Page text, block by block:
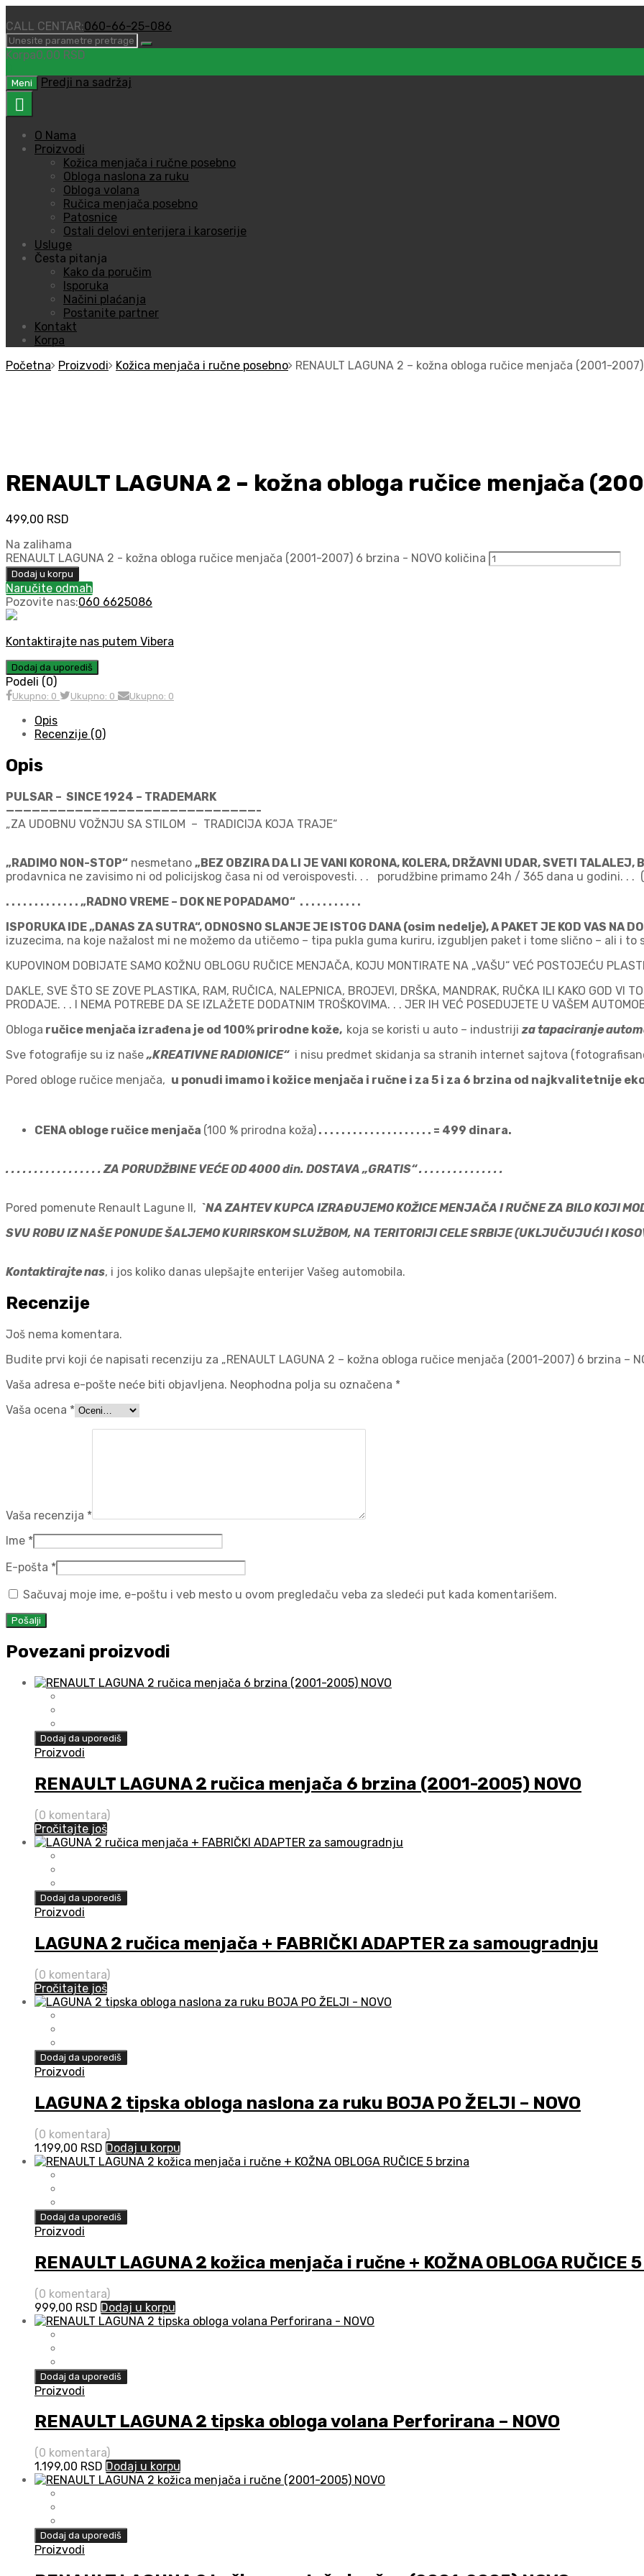
CALL CENTAR:060-66-25-086
Korpa0,00 RSD
Meni Predji na sadržaj
O Nama
Proizvodi
Kožica menjača i ručne posebno
Obloga naslona za ruku
Obloga volana
Ručica menjača posebno
Patosnice
Ostali delovi enterijera i karoserije
Usluge
Česta pitanja
Kako da poručim
Isporuka
Načini plaćanja
Postanite partner
Kontakt
Korpa
Početna
Proizvodi Kožica menjača i ručne posebno RENAULT LAGUNA 2 – kožna obloga ručice menjača (2001-
RENAULT LAGUNA 2 – kožna obloga ručice menjača
499,00 RSD
Na zalihama
RENAULT LAGUNA 2 - kožna obloga ručice menjača (2001-2007) 6 brzina - NOVO količina
Dodaj u korpu
Naručite odmah
Pozovite nas:060 6625086
Kontaktirajte nas putem Vibera
Dodaj da uporediš
Podeli (0)
Ukupno: 0 Ukupno: 0 Ukupno: 0
Opis
Recenzije (0)
Opis
PULSAR – SINCE 1924 – TRADEMARK
—————————————————————————————-
„ZA UDOBNU VOŽNJU SA STILOM – TRADICIJA KOJA TRAJE“
„RADIMO NON-STOP“ nesmetano „BEZ OBZIRA DA LI JE VANI KORONA, KOLERA, DRŽAVNI UDAR, SVETI TALALEJ,
prodavnica ne zavisimo ni od policijskog časa ni od veroispovesti. . . porudžbine primamo 24h / 365 dana u godini. . .
. . . . . . . . . . . . . „RADNO VREME – DOK NE POPADAMO“ . . . . . . . . . . .
ISPORUKA IDE „DANAS ZA SUTRA“, ODNOSNO SLANJE JE ISTOG DANA (osim nedelje), A PAKET JE KOD VAS NA
izuzecima, na koje nažalost mi ne možemo da utičemo – tipa pukla guma kuriru, izgubljen paket i tome slično – ali i to
KUPOVINOM DOBIJATE SAMO KOŽNU OBLOGU RUČICE MENJAČA, KOJU MONTIRATE NA „VAŠU“ VEĆ POSTOJEĆU
DAKLE, SVE ŠTO SE ZOVE PLASTIKA, RAM, RUČICA, NALEPNICA, BROJEVI, DRŠKA, MANDRAK, RUČKA ILI KAKO GOD VI
PRODAJE. . . I NEMA POTREBE DA SE IZLAŽETE DODATNIM TROŠKOVIMA. . . JER IH VEĆ POSEDUJETE U VAŠEM
Obloga ručice menjača izrađena je od 100% prirodne kože, koja se koristi u auto – industriji za tapaciranje
Sve fotografije su iz naše „KREATIVNE RADIONICE“i nisu predmet skidanja sa stranih internet sajtova
Pored obloge ručice menjača, u ponudi imamo i kožice menjača i ručne i za 5 i za 6 brzina od najkvalitetnije
CENA obloge ručice menjača (100 % prirodna koža) . . . . . . . . . . . . . . . . . . . . = 499 dinara.
. . . . . . . . . . . . . . . . . ZA PORUDŽBINE VEĆE OD 4000 din. DOSTAVA „GRATIS“ . . . . . . . . . . . . . . .
Pored pomenute Renault Lagune II, `NA ZAHTEV KUPCA IZRAĐUJEMO KOŽICE MENJAČA I RUČNE ZA BILO
SVU ROBU IZ NAŠE PONUDE ŠALJEMO KURIRSKOM SLUŽBOM, NA TERITORIJI CELE SRBIJE (UKLJUČUJUĆI I
Kontaktirajte nas, i jos koliko danas ulepšajte enterijer Vašeg automobila.
Recenzije
Još nema komentara.
Budite prvi koji će napisati recenziju za „RENAULT LAGUNA 2 – kožna obloga ručice menjača (2001-2007) 6 brzina –
Vaša adresa e-pošte neće biti objavljena. Neophodna polja su označena *
Vaša ocena *
Vaša recenzija *
Ime *
E-pošta *
Sačuvaj moje ime, e-poštu i veb mesto u ovom pregledaču veba za sledeći put kada komentarišem.
Povezani proizvodi
Dodaj da uporediš
Proizvodi
RENAULT LAGUNA 2 ručica menjača 6 brzina (2001-2005) NOVO
(0 komentara)
Pročitajte još
Dodaj da uporediš
Proizvodi
LAGUNA 2 ručica menjača + FABRIČKI ADAPTER za samougradnju
(0 komentara)
Pročitajte još
Dodaj da uporediš
Proizvodi
LAGUNA 2 tipska obloga naslona za ruku BOJA PO ŽELJI – NOVO
(0 komentara)
1.199,00 RSD Dodaj u korpu
Dodaj da uporediš
Proizvodi
RENAULT LAGUNA 2 kožica menjača i ručne + KOŽNA OBLOGA RUČICE
(0 komentara)
999,00 RSD Dodaj u korpu
Dodaj da uporediš
Proizvodi
RENAULT LAGUNA 2 tipska obloga volana Perforirana – NOVO
(0 komentara)
1.199,00 RSD Dodaj u korpu
Dodaj da uporediš
Proizvodi